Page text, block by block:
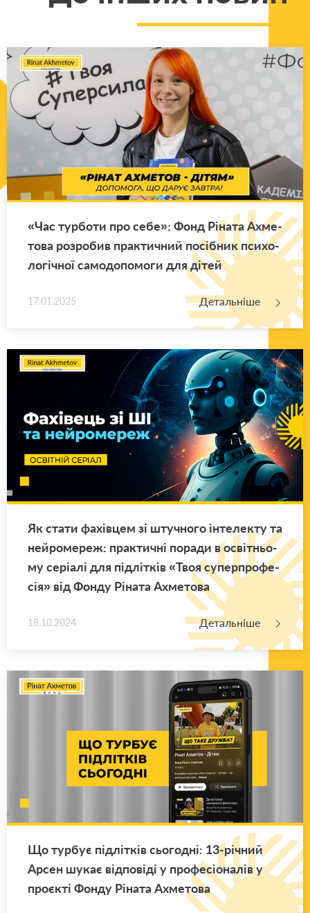
«Час тур­бо­ти про себе»: Фонд Рі­на­та Ахме­
то­ва роз­ро­бив пра­кти­чний по­сі­бник пси­хо­
ло­гі­чної са­мо­до­по­мо­ги для дітей
17.01.2025 Детальніше
Як стати фа­хів­цем зі шту­чно­го ін­те­ле­кту та
ней­ро­ме­реж: пра­кти­чні по­ра­ди в осві­тньо­
му се­рі­а­лі для під­лі­тків «Твоя су­пер­про­фе­
сія» від Фонду Рі­на­та Ахме­то­ва
18.10.2024 Детальніше
Що тур­бує під­лі­тків сьо­го­дні: 13-рі­чний
Арсен шукає від­по­віді у про­фе­сіо­на­лів у
про­є­кті Фонду Рі­на­та Ахме­то­ва